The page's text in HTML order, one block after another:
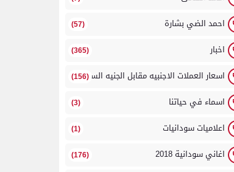
احمد الضي بشارة (57)
اخبار (365)
اسعار العملات الاجنبيه مقابل الجنيه السوداني
(156)
اسماء في حياتنا (3)
اعلاميات سودانيات (1)
اغاني سودانية 2018 (176)